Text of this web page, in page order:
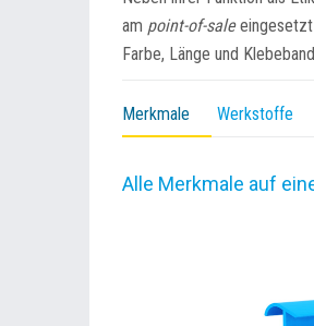
am point-of-saleeingesetzt
Farbe, Länge und
Merkmale Werkstoffe
Alle Merkmale auf